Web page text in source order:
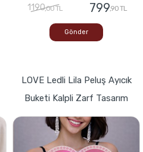
1190,00 TL 799,90 TL
Gönder
LOVE Ledli Lila Peluş Ayıcık
Buketi Kalpli Zarf Tasarım